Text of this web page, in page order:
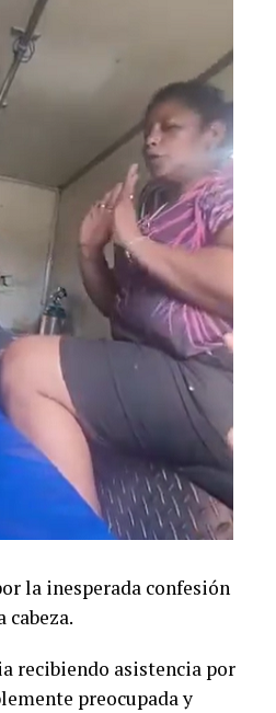
la inesperada confesión
recibiendo asistencia por
preocupada y